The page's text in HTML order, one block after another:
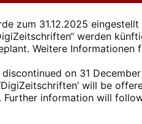
zum 31.12.2025 eingestellt
werden
Weitere Informationen
discontinued on 31
will be
information will